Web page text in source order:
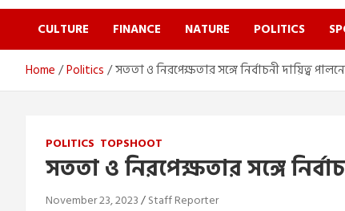
CULTURE
FINANCE NATURE POLITICS
Home Politics সততা ও নিরপেক্ষতার সঙ্গে নির্বাচনী দায়িত্ব
POLITICS TOPSHOOT
সততা ও নিরপেক্ষতার সঙ্গে
November 23, 2023 Staff Reporter